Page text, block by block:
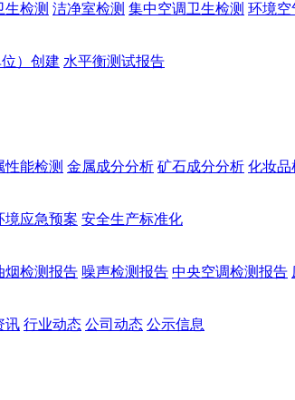
生检测 洁净室检测 集中空调卫生检测 环境空
）创建 水平衡测试报告
性能检测 金属成分分析 矿石成分分析 化妆品
境应急预案 安全生产标准化
烟检测报告 噪声检测报告 中央空调检测报告
讯 行业动态 公司动态 公示信息